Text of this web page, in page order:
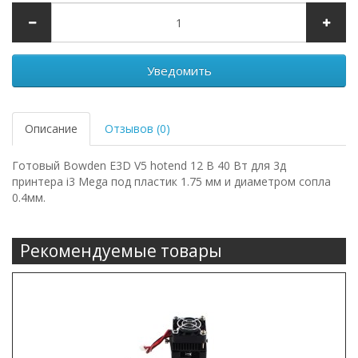
Уведомить
Описание Отзывов (0)
Готовый Bowden E3D V5 hotend 12 В 40 Вт для 3д
принтера i3 Mega под пластик 1.75 мм и диаметром сопла
0.4мм.
Рекомендуемые товары